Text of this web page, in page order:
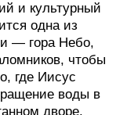
и культурный
одна из
— гора Небо,
чтобы
где Иисус
воды в
дворе,